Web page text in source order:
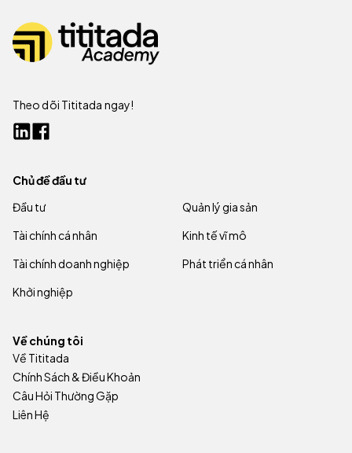
Theo dõi Tititada ngay!
Chủ đề đầu tư
Đầu tư
Quản lý gia sản
Tài chính cá nhân
Kinh tế vĩ mô
Tài chính doanh nghiệp
Phát triển cá nhân
Khởi nghiệp
Về chúng tôi
Về Tititada
Chính Sách & Điều Khoản
Câu Hỏi Thường Gặp
Liên Hệ